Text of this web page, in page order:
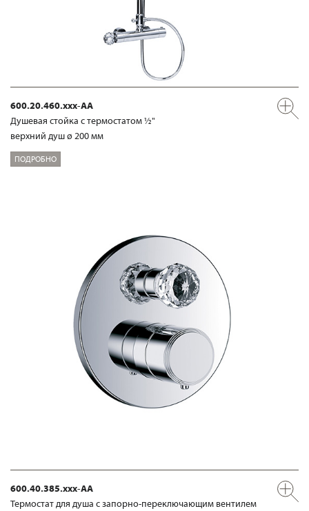
600.20.460.xxx-AA
Душевая стойка с термостатом ½"
верхний душ ø 200 мм
ПОДРОБНО
600.40.385.xxx-AA
Термостат для душа с запорно-переключающим вентилем